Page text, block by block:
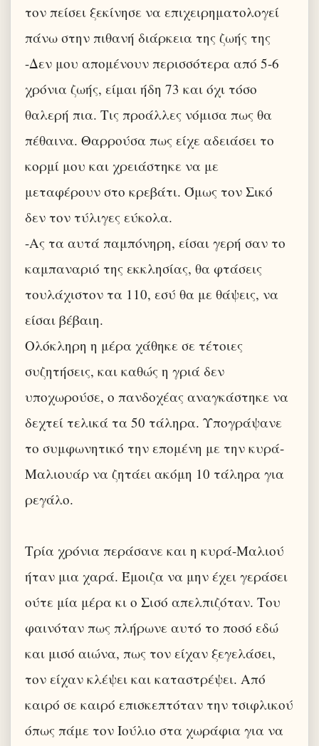
τον πείσει ξεκίνησε να επιχειρηματολογεί
πάνω στην πιθανή διάρκεια της ζωής της
-Δεν μου απομένουν περισσότερα από 5-6
χρόνια ζωής, είμαι ήδη 73 και όχι τόσο
θαλερή πια. Τις προάλλες νόμισα πως θα
πέθαινα. Θαρρούσα πως είχε αδειάσει το
κορμί μου και χρειάστηκε να με
μεταφέρουν στο κρεβάτι. Όμως τον Σικό
δεν τον τύλιγες εύκολα.
-Ας τα αυτά παμπόνηρη, είσαι γερή σαν το
καμπαναριό της εκκλησίας, θα φτάσεις
τουλάχιστον τα 110, εσύ θα με θάψεις, να
είσαι βέβαιη.
Ολόκληρη η μέρα χάθηκε σε τέτοιες
συζητήσεις, και καθώς η γριά δεν
υποχωρούσε, ο πανδοχέας αναγκάστηκε να
δεχτεί τελικά τα 50 τάληρα. Υπογράψανε
το συμφωνητικό την επομένη με την κυρά-
Μαλιουάρ να ζητάει ακόμη 10 τάληρα για
ρεγάλο.
Τρία χρόνια περάσανε και η κυρά-Μαλιού
ήταν μια χαρά. Έμοιζα να μην έχει γεράσει
ούτε μία μέρα κι ο Σισό απελπιζόταν. Του
φαινόταν πως πλήρωνε αυτό το ποσό εδώ
και μισό αιώνα, πως τον είχαν ξεγελάσει,
τον είχαν κλέψει και καταστρέψει. Από
καιρό σε καιρό επισκεπτόταν την τσιφλικού
όπως πάμε τον Ιούλιο στα χωράφια για να